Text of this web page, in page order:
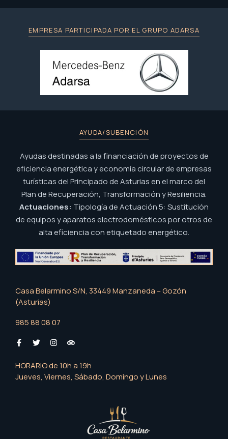
EMPRESA PARTICIPADA POR EL GRUPO ADARSA
AYUDA/SUBENCIÓN
Ayudas destinadas a la financiación de proyectos de
eficiencia energética y economía circular de empresas
turísticas del Principado de Asturias en el marco del
Plan de Recuperación, Transformación y Resiliencia.
Actuaciones: Tipología de Actuación 5: Sustitución
de equipos y aparatos electrodomésticos por otros de
alta eficiencia con etiquetado energético.
Casa Belarmino S/N, 33449 Manzaneda – Gozón
(Asturias)
985 88 08 07
HORARIO de 10h a 19h
Jueves, Viernes, Sábado, Domingo y Lunes